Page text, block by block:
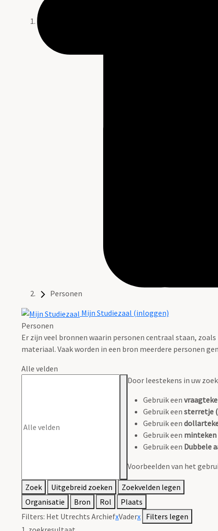
Personen
Mijn Studiezaal (inloggen)
Personen
Er zijn veel bronnen waarin personen centraal staan,
materiaal. Vaak worden in een bron meerdere personen
Alle velden
Door leestekens in uw
Gebruik een
Gebruik een sterretje
Gebruik een
Gebruik een minteken
Gebruik een Dubbele
Voorbeelden van het
Zoek Uitgebreid zoeken
Zoekvelden legen
Organisatie
Bron Rol
Plaats
Filters: Het Utrechts ArchiefxVaderx Filters legen